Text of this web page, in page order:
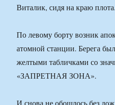
Виталик, сидя на краю
По левому борту возник
атомной станции. Берега
желтыми табличками со
«ЗАПРЕТНАЯ ЗОНА».